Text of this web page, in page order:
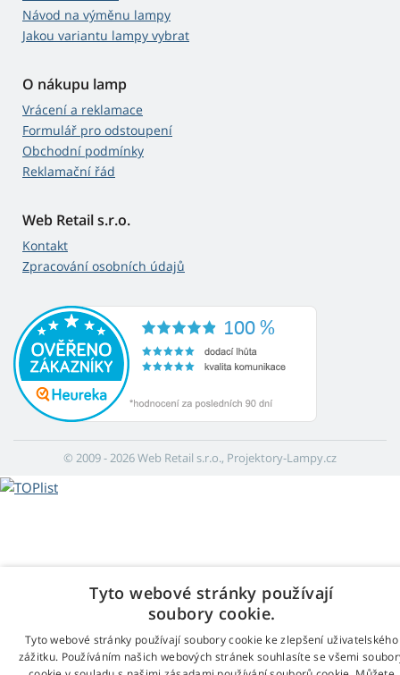
Návod na výměnu lampy
Jakou variantu lampy vybrat
O nákupu lamp
Vrácení a reklamace
Formulář pro odstoupení
Obchodní podmínky
Reklamační řád
Web Retail s.r.o.
Kontakt
Zpracování osobních údajů
© 2009 - 2026 Web Retail s.r.o., Projektory-Lampy.cz
Tyto webové stránky používají
soubory cookie.
Tyto webové stránky používají soubory cookie ke zlepšení uživatelského
zážitku. Používáním našich webových stránek souhlasíte se všemi